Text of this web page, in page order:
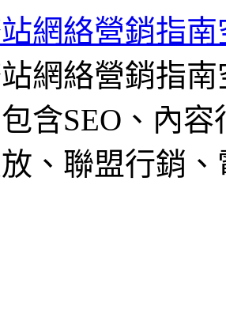
網絡營銷指南
網絡營銷指
含SEO、內
、聯盟行銷